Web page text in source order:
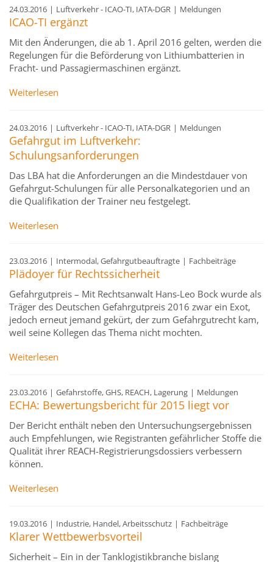
24.03.2016 | Luftverkehr - ICAO-TI, IATA-DGR | Meldungen
ICAO-TI ergänzt
Mit den Änderungen, die ab 1. April 2016 gelten, werden die
Regelungen für die Beförderung von Lithiumbatterien in
Fracht- und Passagiermaschinen ergänzt.
Weiterlesen
24.03.2016 | Luftverkehr - ICAO-TI, IATA-DGR | Meldungen
Gefahrgut im Luftverkehr:
Schulungsanforderungen
Das LBA hat die Anforderungen an die Mindestdauer von
Gefahrgut-Schulungen für alle Personalkategorien und an
die Qualifikation der Trainer neu festgelegt.
Weiterlesen
23.03.2016 | Intermodal, Gefahrgutbeauftragte | Fachbeiträge
Plädoyer für Rechtssicherheit
Gefahrgutpreis – Mit Rechtsanwalt Hans-Leo Bock wurde als
Träger des Deutschen Gefahrgutpreis 2016 zwar ein Exot,
jedoch erneut jemand gekürt, der zum Gefahrgutrecht kam,
weil seine Kollegen das Thema nicht mochten.
Weiterlesen
23.03.2016 | Gefahrstoffe, GHS, REACH, Lagerung | Meldungen
ECHA: Bewertungsbericht für 2015 liegt vor
Der Bericht enthält neben den Untersuchungsergebnissen
auch Empfehlungen, wie Registranten gefährlicher Stoffe die
Qualität ihrer REACH-Registrierungsdossiers verbessern
können.
Weiterlesen
19.03.2016 | Industrie, Handel, Arbeitsschutz | Fachbeiträge
Klarer Wettbewerbsvorteil
Sicherheit – Ein in der Tanklogistikbranche bislang